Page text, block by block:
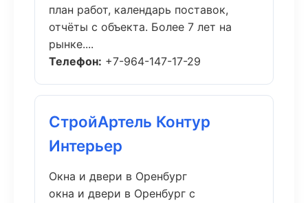
план работ, календарь поставок,
отчёты с объекта. Более 7 лет на
рынке....
Телефон: +7-964-147-17-29
СтройАртель Контур
Интерьер
Окна и двери в Оренбург
окна и двери в Оренбург с